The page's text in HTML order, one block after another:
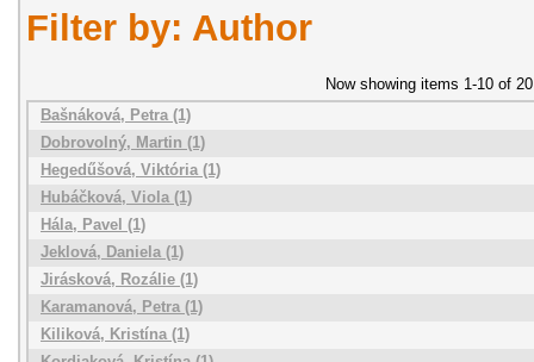
Filter by: Author
Now showing items 1-10 of 20
Bašnáková, Petra (1)
Dobrovolný, Martin (1)
Hegedűšová, Viktória (1)
Hubáčková, Viola (1)
Hála, Pavel (1)
Jeklová, Daniela (1)
Jirásková, Rozálie (1)
Karamanová, Petra (1)
Kiliková, Kristína (1)